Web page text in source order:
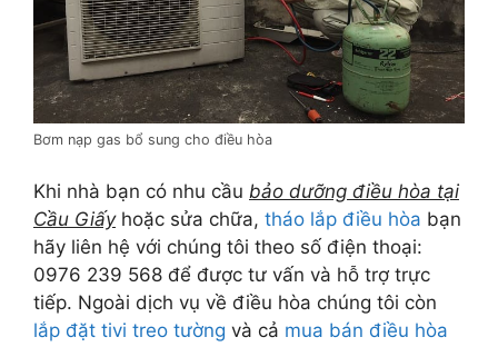
Bơm nạp gas bổ sung cho điều hòa
Khi nhà bạn có nhu cầu bảo dưỡng điều hòa tại
Cầu Giấyhoặc sửa chữa, tháo lắp điều hòa bạn
hãy liên hệ với chúng tôi theo số điện thoại:
0976 239 568 để được tư vấn và hỗ trợ trực
tiếp. Ngoài dịch vụ về điều hòa chúng tôi còn
lắp đặt tivi treo tường và cả mua bán điều hòa